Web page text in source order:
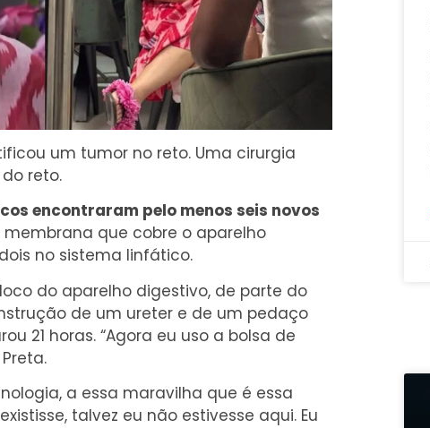
um tumor no reto. Uma cirurgia
reto.
encontraram pelo menos seis novos
que cobre o aparelho
no sistema linfático.
do aparelho digestivo, de parte do
de um ureter e de um pedaço
21 horas. “Agora eu uso a bolsa de
a essa maravilha que é essa
talvez eu não estivesse aqui. Eu